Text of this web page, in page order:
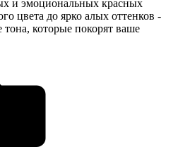
и эмоциональных красных
цвета до ярко алых оттенков -
которые покорят ваше